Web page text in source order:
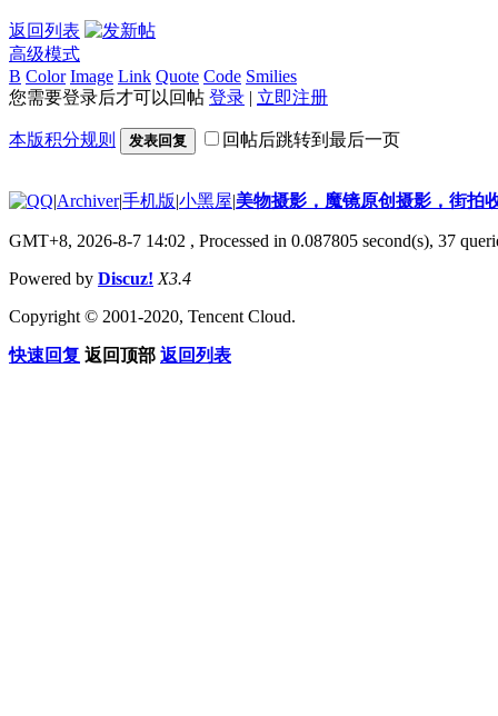
返回列表
高级模式
B Color Image Link Quote Code Smilies
您需要登录后才可以回帖 登录 | 立即注册
本版积分规则 发表回复 回帖后跳转到最后一页
|Archiver|手机版|小黑屋|美物摄影，魔镜原创摄影，街拍
GMT+8, 2026-8-7 14:02 , Processed in 0.087805 second(s), 37
Powered by Discuz! X3.4
Copyright © 2001-2020, Tencent Cloud.
快速回复 返回顶部 返回列表